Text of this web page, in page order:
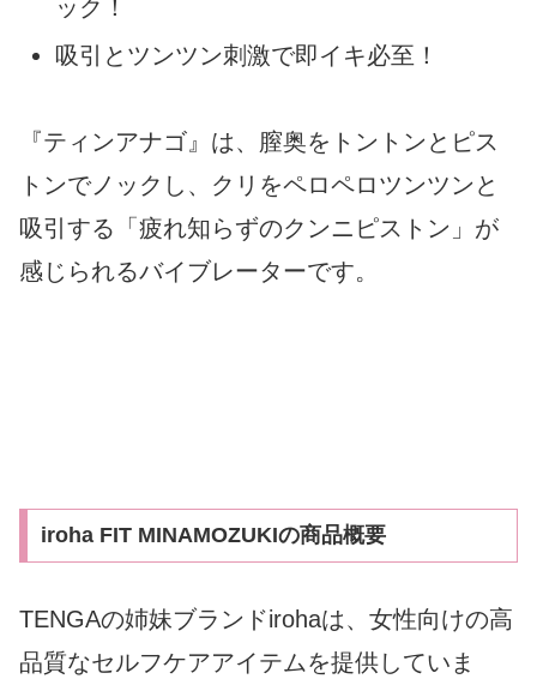
ック！
吸引とツンツン刺激で即イキ必至！
『ティンアナゴ』は、膣奥をトントンとピス
トンでノックし、クリをペロペロツンツンと
吸引する「疲れ知らずのクンニピストン」が
感じられるバイブレーターです。
iroha FIT MINAMOZUKIの商品概要
TENGAの姉妹ブランドirohaは、女性向けの高
品質なセルフケアアイテムを提供していま